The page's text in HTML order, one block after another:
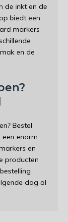
de inkt en de
biedt een
markers
en de
Bestel
een enorm
en
producten
dag al